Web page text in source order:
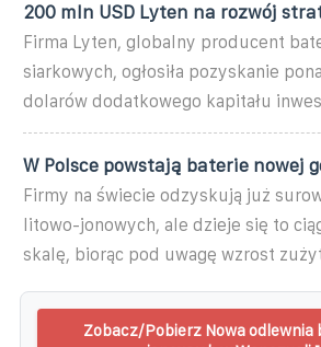
200 mln USD Lyten na rozwój
Firma Lyten, globalny producent
siarkowych, ogłosiła pozyskanie
dolarów dodatkowego kapitału
W Polsce powstają baterie nowej
Firmy na świecie odzyskują już
litowo-jonowych, ale dzieje się to
skalę, biorąc pod uwagę wzrost
Zobacz/Pobierz Nowa